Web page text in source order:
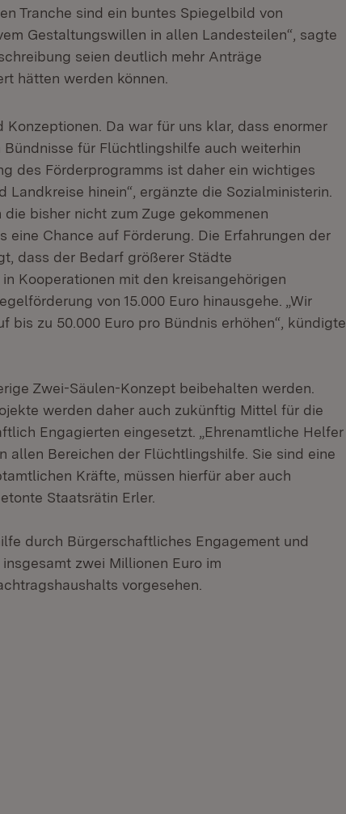
Tranche sind ein buntes Spiegelbild von
Gestaltungswillen in allen Landesteilen“, sagte
seien deutlich mehr Anträge
hätten werden können.
Konzeptionen. Da war für uns klar, dass enormer
für Flüchtlingshilfe auch weiterhin
des Förderprogramms ist daher ein wichtiges
hinein“, ergänzte die Sozialministerin.
bisher nicht zum Zuge gekommenen
eine Chance auf Förderung. Die Erfahrungen der
dass der Bedarf größerer Städte
Kooperationen mit den kreisangehörigen
von 15.000 Euro hinausgehe. „Wir
bis zu 50.000 Euro pro Bündnis erhöhen“, kündigte
Zwei-Säulen-Konzept beibehalten werden.
werden daher auch zukünftig Mittel für die
Engagierten eingesetzt. „Ehrenamtliche Helfer
allen Bereichen der Flüchtlingshilfe. Sie sind eine
Kräfte, müssen hierfür aber auch
Staatsrätin Erler.
durch Bürgerschaftliches Engagement und
zwei Millionen Euro im
vorgesehen.